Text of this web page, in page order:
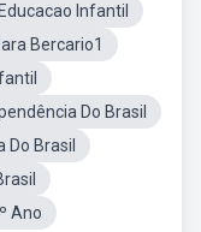
Infantil
Bercario1
Do Brasil
Brasil
Ano